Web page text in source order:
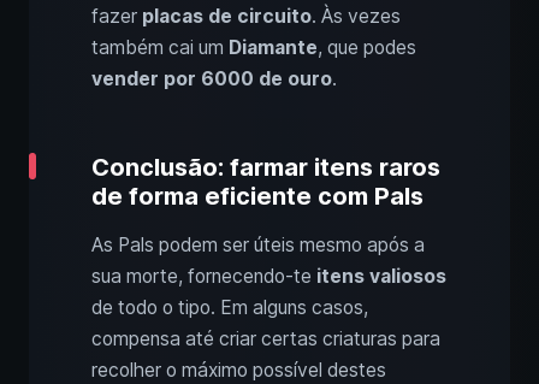
fazer placas de circuito. Às vezes
também cai um Diamante, que podes
vender por 6000 de ouro.
Conclusão: farmar itens raros
de forma eficiente com Pals
As Pals podem ser úteis mesmo após a
sua morte, fornecendo-te itens valiosos
de todo o tipo. Em alguns casos,
compensa até criar certas criaturas para
recolher o máximo possível destes